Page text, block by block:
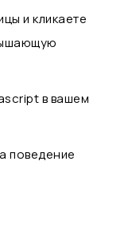
и кликаете
в вашем
поведение